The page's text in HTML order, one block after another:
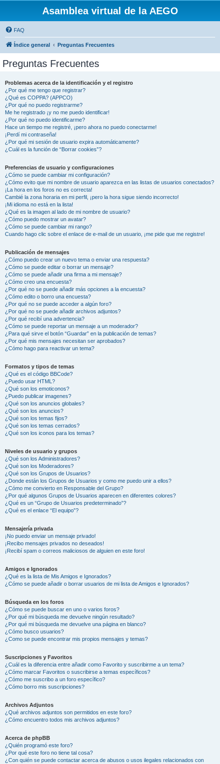
Asamblea virtual de la AEGO
FAQ
Índice general Preguntas Frecuentes
Preguntas Frecuentes
Problemas acerca de la identificación y el registro
¿Por qué me tengo que registrar?
¿Qué es COPPA? (APPCO)
¿Por qué no puedo registrarme?
Me he registrado ¡y no me puedo identificar!
¿Por qué no puedo identificarme?
Hace un tiempo me registré, ¡pero ahora no puedo conectarme!
¡Perdí mi contraseña!
¿Por qué mi sesión de usuario expira automáticamente?
¿Cuál es la función de “Borrar cookies”?
Preferencias de usuario y configuraciones
¿Cómo se puede cambiar mi configuración?
¿Cómo evito que mi nombre de usuario aparezca en las listas de usuarios conectados?
¡La hora en los foros no es correcta!
Cambié la zona horaria en mi perfil, ¡pero la hora sigue siendo incorrecto!
¡Mi idioma no está en la lista!
¿Qué es la imagen al lado de mi nombre de usuario?
¿Cómo puedo mostrar un avatar?
¿Cómo se puede cambiar mi rango?
Cuando hago clic sobre el enlace de e-mail de un usuario, ¡me pide que me registre!
Publicación de mensajes
¿Cómo puedo crear un nuevo tema o enviar una respuesta?
¿Cómo se puede editar o borrar un mensaje?
¿Cómo se puede añadir una firma a mi mensaje?
¿Cómo creo una encuesta?
¿Por qué no se puede añadir más opciones a la encuesta?
¿Cómo edito o borro una encuesta?
¿Por qué no se puede acceder a algún foro?
¿Por qué no se puede añadir archivos adjuntos?
¿Por qué recibí una advertencia?
¿Cómo se puede reportar un mensaje a un moderador?
¿Para qué sirve el botón “Guardar” en la publicación de temas?
¿Por qué mis mensajes necesitan ser aprobados?
¿Cómo hago para reactivar un tema?
Formatos y tipos de temas
¿Qué es el código BBCode?
¿Puedo usar HTML?
¿Qué son los emoticonos?
¿Puedo publicar imagenes?
¿Qué son los anuncios globales?
¿Qué son los anuncios?
¿Qué son los temas fijos?
¿Qué son los temas cerrados?
¿Qué son los iconos para los temas?
Niveles de usuario y grupos
¿Qué son los Administradores?
¿Qué son los Moderadores?
¿Qué son los Grupos de Usuarios?
¿Donde están los Grupos de Usuarios y como me puedo unir a ellos?
¿Cómo me convierto en Responsable del Grupo?
¿Por qué algunos Grupos de Usuarios aparecen en diferentes colores?
¿Qué es un “Grupo de Usuarios predeterminado”?
¿Qué es el enlace “El equipo”?
Mensajería privada
¡No puedo enviar un mensaje privado!
¡Recibo mensajes privados no deseados!
¡Recibí spam o correos maliciosos de alguien en este foro!
Amigos e Ignorados
¿Qué es la lista de Mis Amigos e Ignorados?
¿Cómo se puede añadir o borrar usuarios de mi lista de Amigos e Ignorados?
Búsqueda en los foros
¿Cómo se puede buscar en uno o varios foros?
¿Por qué mi búsqueda me devuelve ningún resultado?
¿Por qué mi búsqueda me devuelve una página en blanco?
¿Cómo busco usuarios?
¿Como se puede encontrar mis propios mensajes y temas?
Suscripciones y Favoritos
¿Cuál es la diferencia entre añadir como Favorito y suscribirme a un tema?
¿Cómo marcar Favoritos o suscribirse a temas específicos?
¿Cómo me suscribo a un foro específico?
¿Cómo borro mis suscripciones?
Archivos Adjuntos
¿Qué archivos adjuntos son permitidos en este foro?
¿Cómo encuentro todos mis archivos adjuntos?
Acerca de phpBB
¿Quién programó este foro?
¿Por qué este foro no tiene tal cosa?
¿Con quién se puede contactar acerca de abusos o usos ilegales relacionados con